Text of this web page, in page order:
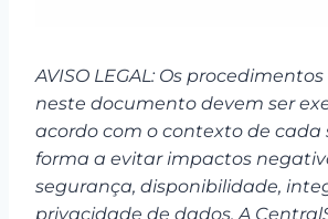
AVISO LEGAL: Os
neste documento devem ser
acordo com o contexto de cada
forma a evitar impactos
segurança, disponibilidade,
privacidade de dados. A